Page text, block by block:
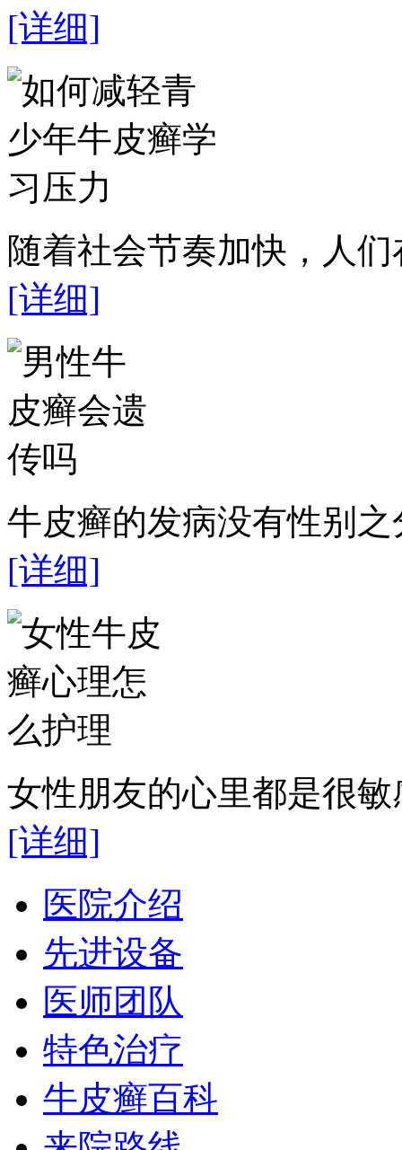
[详细]
随着社会节奏加快，人
[详细]
牛皮癣的发病没有性别
[详细]
女性朋友的心里都是很
[详细]
医院介绍
先进设备
医师团队
特色治疗
牛皮癣百科